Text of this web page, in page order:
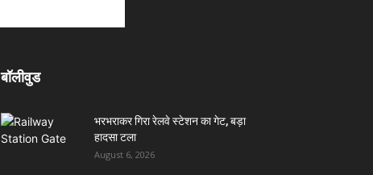
बॉलीवुड
भरभराकर गिरा रेलवे स्टेशन का गेट, बड़ा
हादसा टला
August 6, 2026